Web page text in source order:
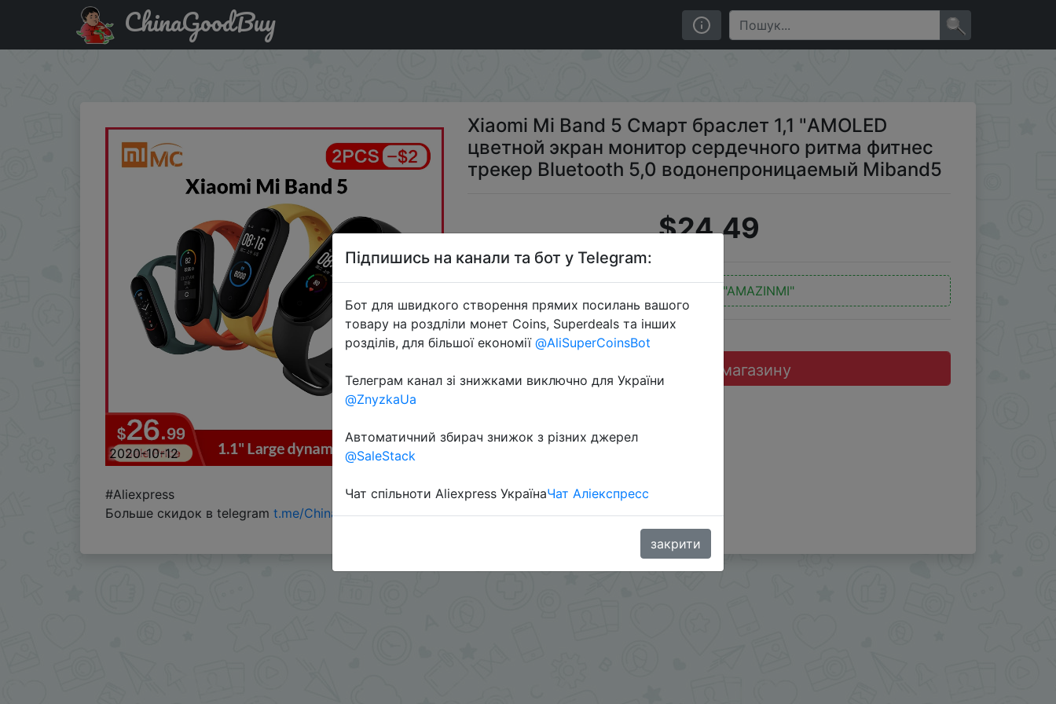
Код на знижку AMAZINMI Xiaomi Mi Band 5 Смарт браслет 1,1 "AMOLED цветной экран монитор сердечного ритма фитнес трекер Bluetooth 5,0 водонепроницаемый
ChinaGoodBuy
2020-10-12
Xiaomi Mi Band 5 Смарт браслет 1,1 "AMOLED
цветной экран монитор сердечного ритма фитнес
трекер Bluetooth 5,0 водонепроницаемый Miband5
$24.49
"AMAZINMI"
Перейти до магазину
#Aliexpress
Больше скидок в telegram t.me/ChinaGoodBuy
Підпишись на канали та бот у Telegram:
Бот для швидкого створення прямих посилань вашого
товару на роздліли монет Coins, Superdeals та інших
розділів, для більшої економії @AliSuperCoinsBot
Телеграм канал зі знижками виключно для України
@ZnyzkaUa
Автоматичний збирач знижок з різних джерел
@SaleStack
Чат спільноти Aliexpress УкраїнаЧат Аліекспресс
закрити